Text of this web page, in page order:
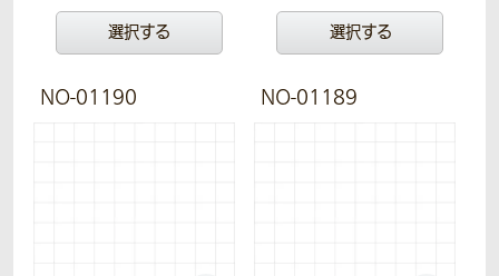
選択する 選択する
NO-01190 NO-01189